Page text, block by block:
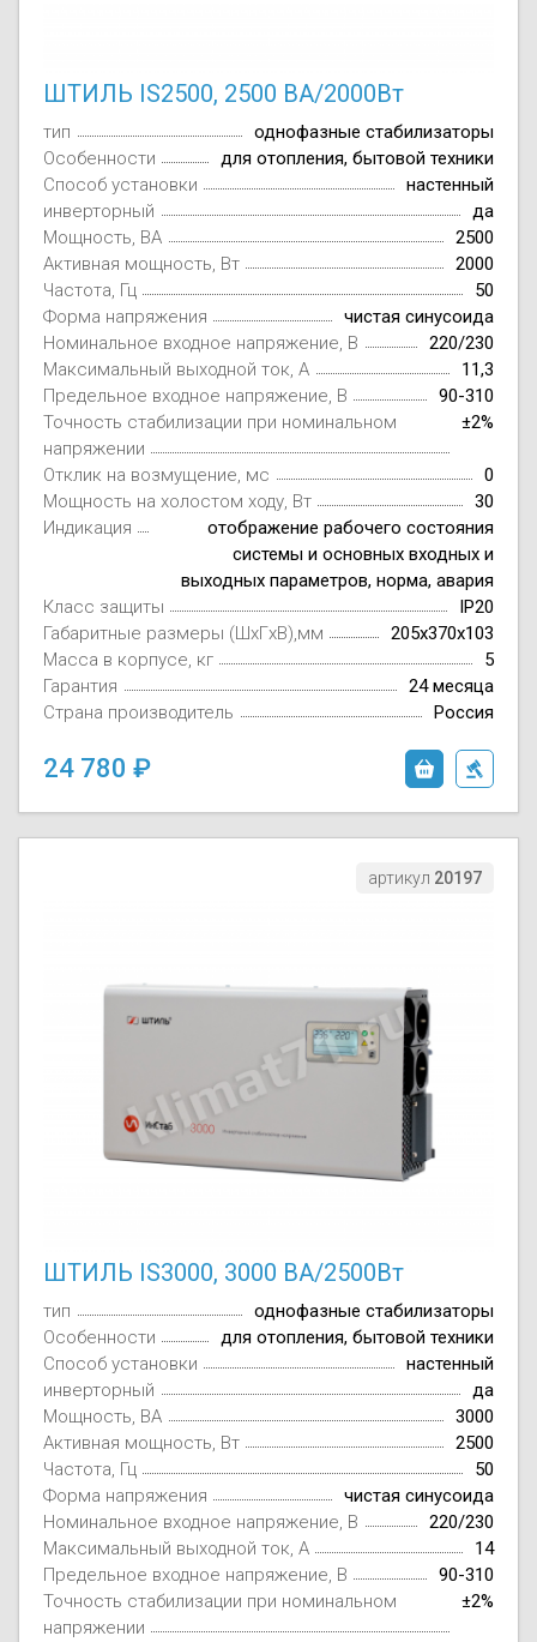
ШТИЛЬ IS2500, 2500 ВА/2000Вт
тип
однофазные стабилизаторы
Особенности
для отопления, бытовой техники
Способ установки
настенный
инверторный
да
Мощность, ВА
2500
Активная мощность, Вт
2000
Частота, Гц
50
Форма напряжения
чистая синусоида
Номинальное входное напряжение, В
220/230
Максимальный выходной ток, А
11,3
Предельное входное напряжение, В
90-310
Точность стабилизации при номинальном
напряжении
±2%
Отклик на возмущение, мс
0
Мощность на холостом ходу, Вт
30
Индикация
отображение рабочего состояния
системы и основных входных и
выходных параметров, норма, авария
Класс защиты
IP20
Габаритные размеры (ШxГxВ),мм
205х370х103
Масса в корпусе, кг
5
Гарантия
24 месяца
Страна производитель
Россия
24 780
артикул 20197
ШТИЛЬ IS3000, 3000 ВА/2500Вт
тип
однофазные стабилизаторы
Особенности
для отопления, бытовой техники
Способ установки
настенный
инверторный
да
Мощность, ВА
3000
Активная мощность, Вт
2500
Частота, Гц
50
Форма напряжения
чистая синусоида
Номинальное входное напряжение, В
220/230
Максимальный выходной ток, А
14
Предельное входное напряжение, В
90-310
Точность стабилизации при номинальном
напряжении
±2%